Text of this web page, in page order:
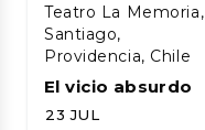
Teatro La Memoria,
Santiago,
Providencia, Chile
El vicio absurdo
23 JUL